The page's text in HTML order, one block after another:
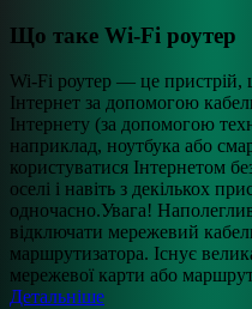
Що таке Wi-Fi роутер
Wi-Fi роутер — це пристрій,
Інтернет за допомогою
Інтернету (за допомогою
наприклад, ноутбука або
користуватися Інтернетом
оселі і навіть з декількох
одночасно.Увага!
відключати мережевий
маршрутизатора. Існує
мережевої карти або
Детальніше